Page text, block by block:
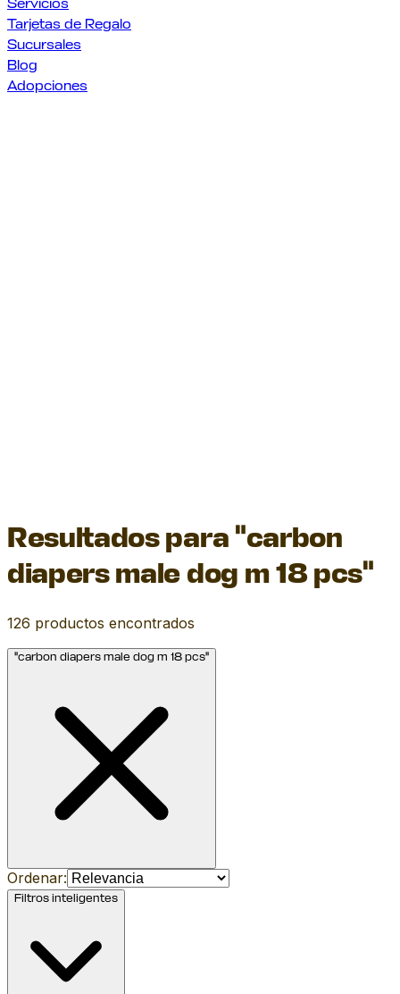
Servicios
Tarjetas de Regalo
Sucursales
Blog
Adopciones
Resultados para "carbon
diapers male dog m 18 pcs"
126 productos encontrados
"carbon diapers male dog m 18 pcs"
Ordenar:
Filtros inteligentes